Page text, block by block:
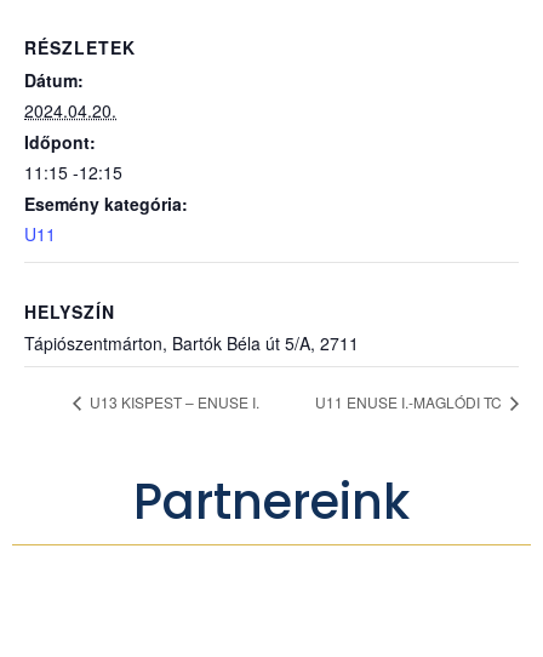
RÉSZLETEK
Dátum:
2024.04.20.
Időpont:
11:15 -12:15
Esemény kategória:
U11
HELYSZÍN
Tápiószentmárton, Bartók Béla út 5/A, 2711
U13 KISPEST – ENUSE I. U11 ENUSE I.-MAGLÓDI TC
Partnereink